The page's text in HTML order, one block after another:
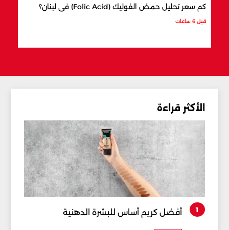
كم سعر تحليل حمض الفوليك (Folic Acid) في لبنان؟
قبل 6 ساعات
الأكثر قراءة
1 أفضل كريم أساس للبشرة الدهنية